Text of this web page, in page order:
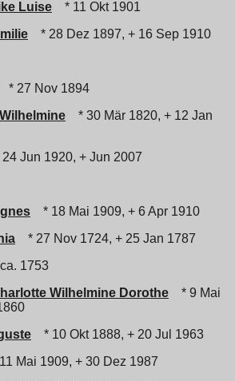
Luise
* 11 Okt 1901
* 28 Dez 1897, + 16 Sep 1910
* 27 Nov 1894
* 30 Mär 1820, + 12 Jan
24 Jun 1920, + Jun 2007
* 18 Mai 1909, + 6 Apr 1910
* 27 Nov 1724, + 25 Jan 1787
1753
Wilhelmine Dorothe
* 9 Mai
* 10 Okt 1888, + 20 Jul 1963
Mai 1909, + 30 Dez 1987